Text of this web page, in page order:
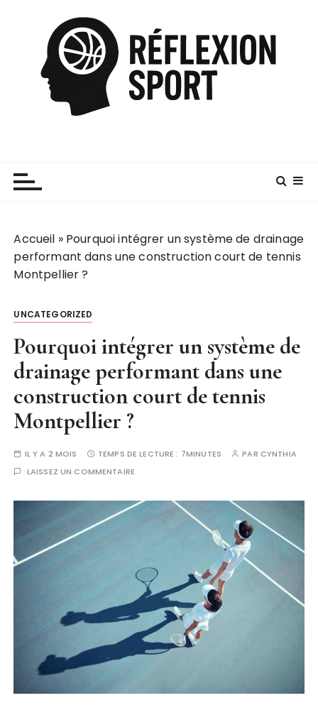
Accueil » Pourquoi intégrer un système de drainage
performant dans une construction court de tennis
Montpellier ?
UNCATEGORIZED
Pourquoi intégrer un système de
drainage performant dans une
construction court de tennis
Montpellier ?
IL Y A 2 MOIS TEMPS DE LECTURE : 7MINUTES PAR CYNTHIA
LAISSEZ UN COMMENTAIRE